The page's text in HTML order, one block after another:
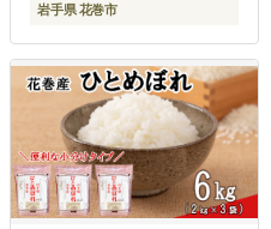
岩手県 花巻市